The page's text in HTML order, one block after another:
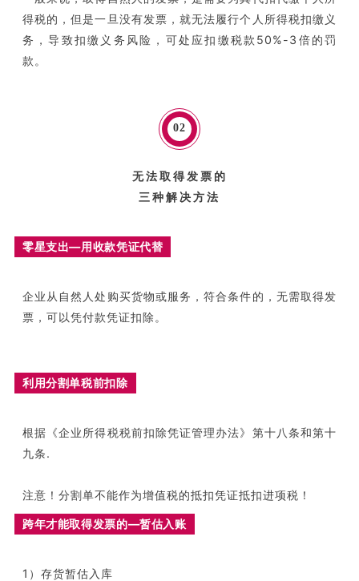
得税的，但是一旦没有发票，就无法履行个人所得税扣缴义
务，导致扣缴义务风险，可处应扣缴税款50%-3倍的罚
款。
02
无法取得发票的
三种解决方法
零星支出—用收款凭证代替
企业从自然人处购买货物或服务，符合条件的，无需取得发
票，可以凭付款凭证扣除。
利用分割单税前扣除
根据《企业所得税税前扣除凭证管理办法》第十八条和第十
九条.
注意！分割单不能作为增值税的抵扣凭证抵扣进项税！
跨年才能取得发票的—暂估入账
1）存货暂估入库